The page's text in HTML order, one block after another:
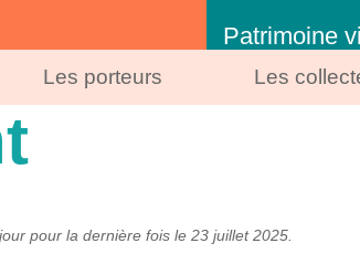
Patrimoine
Les porteurs Les
pour la dernière fois le 23 juillet 2025.